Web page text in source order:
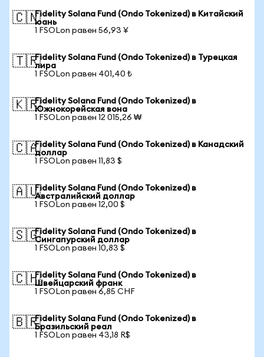
🇨🇳Fidelity Solana Fund (Ondo Tokenized) в Китайский
юань
1 FSOLon равен 56,93 ¥
🇹🇷Fidelity Solana Fund (Ondo Tokenized) в Турецкая
лира
1 FSOLon равен 401,40 ₺
🇰🇷Fidelity Solana Fund (Ondo Tokenized) в
Южнокорейская вона
1 FSOLon равен 12 015,26 ₩
🇨🇦Fidelity Solana Fund (Ondo Tokenized) в Канадский
доллар
1 FSOLon равен 11,83 $
🇦🇺Fidelity Solana Fund (Ondo Tokenized) в
Австралийский доллар
1 FSOLon равен 12,00 $
🇸🇬Fidelity Solana Fund (Ondo Tokenized) в
Сингапурский доллар
1 FSOLon равен 10,83 $
🇨🇭Fidelity Solana Fund (Ondo Tokenized) в
Швейцарский франк
1 FSOLon равен 6,85 CHF
🇧🇷Fidelity Solana Fund (Ondo Tokenized) в
Бразильский реал
1 FSOLon равен 43,18 R$